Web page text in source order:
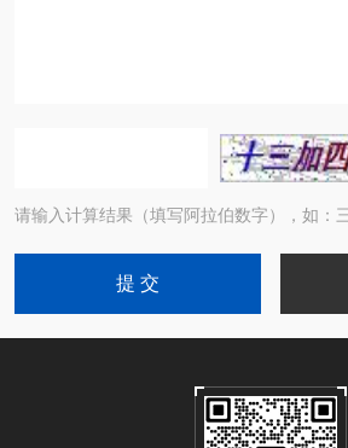
请输入计算结果（填写阿拉伯数字），如：